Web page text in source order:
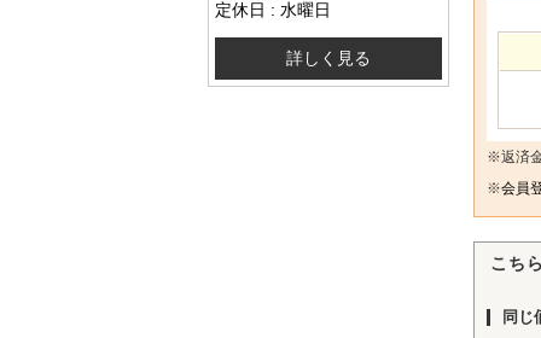
※返済
※会員
こち
同じ
定休日 : 水曜日
詳しく見る